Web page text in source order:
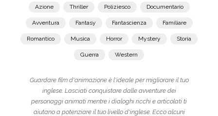
Azione Thriller Poliziesco Documentario
Avventura Fantasy Fantascienza Familiare
Romantico Musica Horror Mystery Storia
Guerra Western
Guardare film d'animazione è l'ideale per migliorare il tuo
inglese. Lasciati conquistare dalle avventure dei
personaggi animati mentre i dialoghi ricchi e articolati ti
aiutano a potenziare il tuo livello d'inglese. Ecco alcuni